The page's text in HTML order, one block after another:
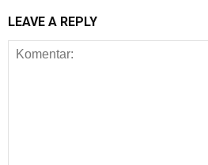
LEAVE A REPLY